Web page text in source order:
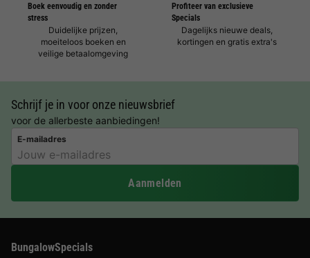
Boek eenvoudig en zonder
stress
Duidelijke prijzen,
moeiteloos boeken en
veilige betaalomgeving
Profiteer van exclusieve
Specials
Dagelijks nieuwe deals,
kortingen en gratis extra's
Schrijf je in voor onze nieuwsbrief
voor de allerbeste aanbiedingen!
E-mailadres
Aanmelden
BungalowSpecials